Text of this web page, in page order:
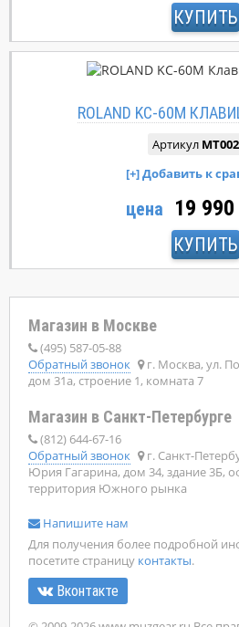
КУПИТЬ
ROLAND KC-60M
Артикул
цена 19
КУПИТЬ
Магазин в Москве
(495) 587-05-88
Обратный звонок
г. Москва, ул.
дом 31а, строение 1, комната 7
Магазин в Санкт-Петербурге
(812) 644-67-16
Обратный звонок
г. Санкт-
Юрия Гагарина, дом 34, здание 3Б,
территория Южного рынка
Напишите нам
Для получения более подробной
посетите страницу контакты.
Вконтакте